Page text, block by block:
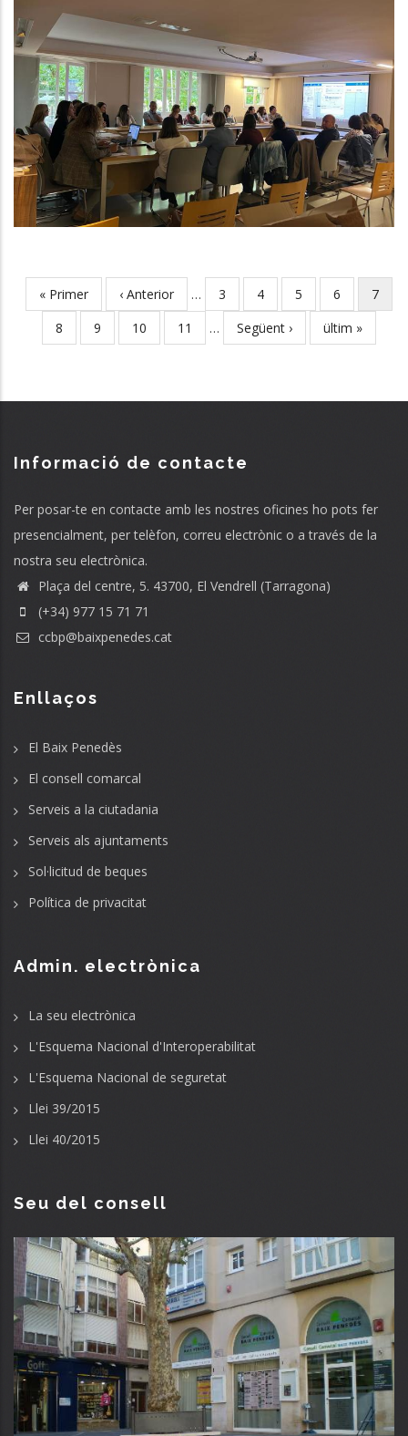
El Consell Comarcal Del Baix
Penedès Aprova Inicialment El Pla
D’Igualtat, Un Compromís Ferm
Per Garantir Les Mateixes
Oportunitats Entre Dones I Homes
Altres
Pagination
First
page
« Primer
Previous
page
‹ Anterior … Page
3 Page
4 Page
5 Page
6
page
7
Page
8 Page
9 Page
10 Page
11 …
Next
Següent ›
Last
ültim »
Informació de contacte
Per posar-te en contacte amb les nostres oficines ho pots fer
presencialment, per telèfon, correu electrònic o a través de la
nostra seu electrònica.
Plaça del centre, 5. 43700, El Vendrell (Tarragona)
(+34) 977 15 71 71
ccbp@baixpenedes.cat
Enllaços
El Baix Penedès
El consell comarcal
Serveis a la ciutadania
Serveis als ajuntaments
Sol·licitud de beques
Política de privacitat
Admin. electrònica
La seu electrònica
L'Esquema Nacional d'Interoperabilitat
L'Esquema Nacional de seguretat
Llei 39/2015
Llei 40/2015
Seu del consell